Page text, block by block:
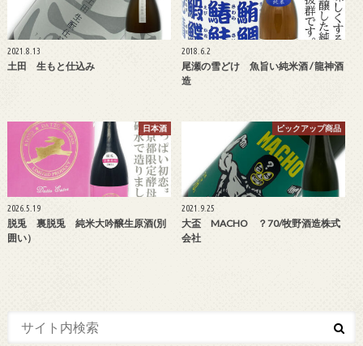
2021.8.13
土田 生もと仕込み
2018.6.2
尾瀬の雪どけ 魚旨い純米酒 / 龍神酒
造
日本酒
2026.5.19
脱兎 裏脱兎 純米大吟醸生原酒(別
囲い）
ピックアップ商品
2021.9.25
大盃 MACHO ？70/牧野酒造株式
会社